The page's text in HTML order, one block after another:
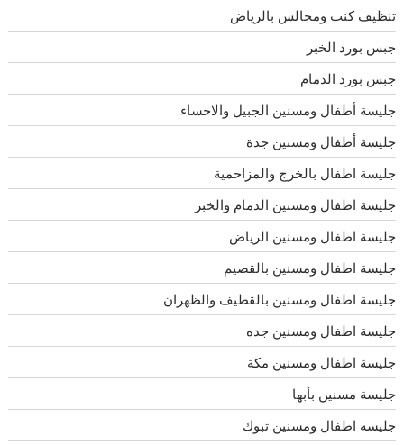
تنظيف كنب ومجالس بالرياض
جبس بورد الخبر
جبس بورد الدمام
جليسة أطفال ومسنين الجبيل والاحساء
جليسة أطفال ومسنين جدة
جليسة اطفال بالخرج والمزاحمية
جليسة اطفال ومسنين الدمام والخبر
جليسة اطفال ومسنين الرياض
جليسة اطفال ومسنين بالقصيم
جليسة اطفال ومسنين بالقطيف والظهران
جليسة اطفال ومسنين جده
جليسة اطفال ومسنين مكة
جليسة مسنين بأبها
جليسه اطفال ومسنين تبوك